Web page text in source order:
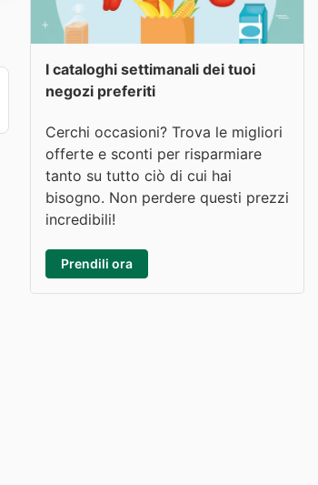
I cataloghi settimanali dei tuoi
negozi preferiti
Cerchi occasioni? Trova le migliori
offerte e sconti per risparmiare
tanto su tutto ciò di cui hai
bisogno. Non perdere questi prezzi
incredibili!
Prendili ora